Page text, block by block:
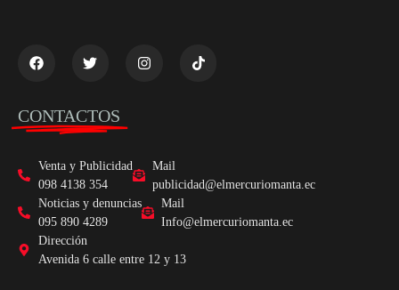
CONTACTOS
Venta y Publicidad
098 4138 354
Mail
publicidad@elmercuriomanta.ec
Noticias y denuncias
095 890 4289
Mail
Info@elmercuriomanta.ec
Dirección
Avenida 6 calle entre 12 y 13